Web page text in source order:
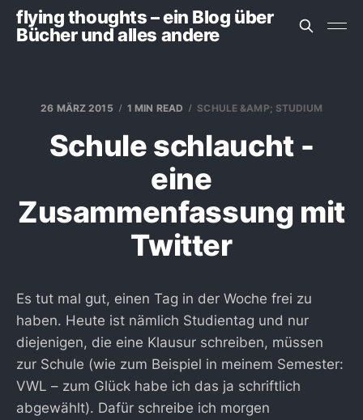
flying thoughts – ein Blog über
Bücher und alles andere
26 MÄRZ 2015 1 MIN READ SCHULE &AMP; STUDIUM
Schule schlaucht -
eine
Zusammenfassung mit
Twitter
Es tut mal gut, einen Tag in der Woche frei zu
haben. Heute ist nämlich Studientag und nur
diejenigen, die eine Klausur schreiben, müssen
zur Schule (wie zum Beispiel in meinem Semester:
VWL – zum Glück habe ich das ja schriftlich
abgewählt). Dafür schreibe ich morgen